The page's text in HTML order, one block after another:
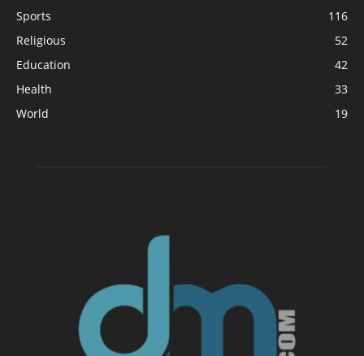
Sports
116
Religious
52
Education
42
Health
33
World
19